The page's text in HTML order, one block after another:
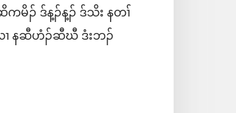
မိၣ် ဒ်န့ၣ်န့ၣ် ဒ်သိး နတၢ်
နဆီဟံၣ်ဆီဃီ ဒံးဘၣ်